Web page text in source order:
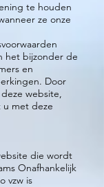
te houden
ze onze
het bijzonder de
en
Door
website,
u met deze
die wordt
Onafhankelijk
vzw is